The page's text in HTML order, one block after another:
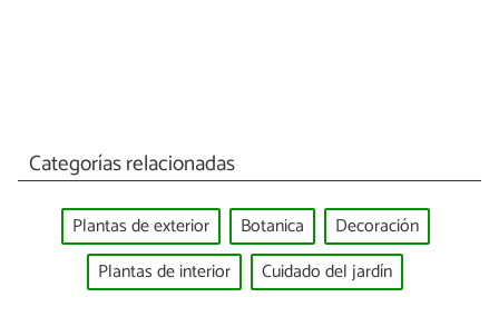
Categorías relacionadas
Plantas de exterior Botanica
Decoración
Plantas de interior
Cuidado del jardín